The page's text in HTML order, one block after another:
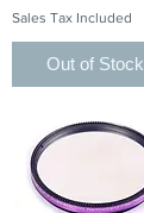
Sales Tax Included
Out of Stock